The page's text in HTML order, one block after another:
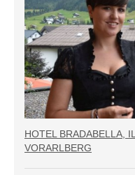
HOTEL BRADABELLA,
VORARLBERG